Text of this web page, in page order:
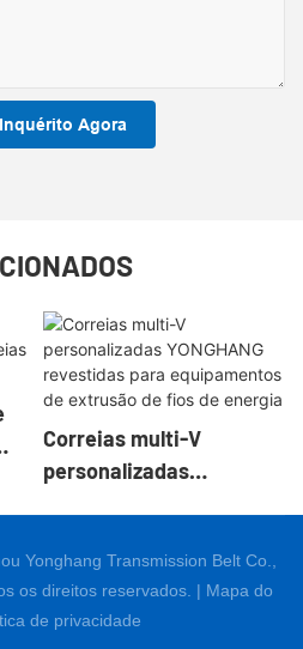
Agora
Correias multi-V
personalizadas
extrusão de fios de
energia
Yonghang Transmission Belt Co.,
os direitos reservados. | Mapa do
de privacidade